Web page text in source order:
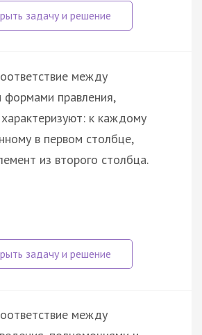
между
формами правления,
к каждому
в первом столбце,
из второго столбца.
между